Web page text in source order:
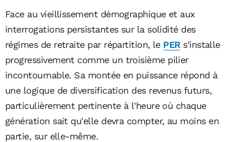
Face au vieillissement démographique et aux
interrogations persistantes sur la solidité des
régimes de retraite par répartition, le PER s'installe
progressivement comme un troisième pilier
incontournable. Sa montée en puissance répond à
une logique de diversification des revenus futurs,
particulièrement pertinente à l'heure où chaque
génération sait qu'elle devra compter, au moins en
partie, sur elle-même.